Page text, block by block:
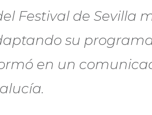
Festival de
su
en un